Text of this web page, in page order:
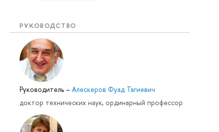
РУКОВОДСТВО
Руководитель – Алескеров Фуад Тагиевич
доктор технических наук, ординарный профессор